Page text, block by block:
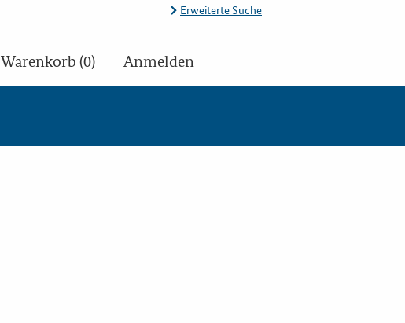
Erweiterte Suche
Warenkorb (0) Anmelden